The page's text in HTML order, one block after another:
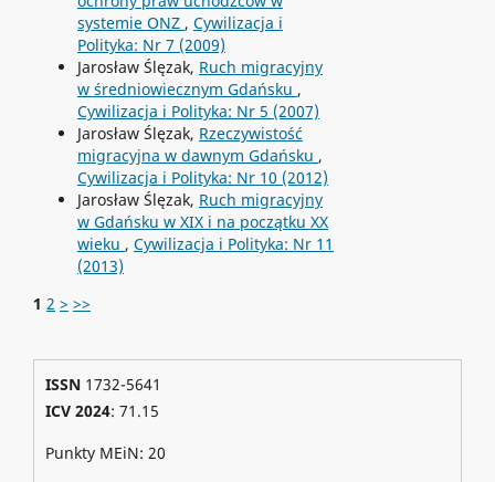
systemie ONZ , Cywilizacja i
Polityka: Nr 7 (2009)
Jarosław Ślęzak, Ruch migracyjny
w średniowiecznym Gdańsku ,
Cywilizacja i Polityka: Nr 5 (2007)
Jarosław Ślęzak, Rzeczywistość
migracyjna w dawnym Gdańsku ,
Cywilizacja i Polityka: Nr 10 (2012)
Jarosław Ślęzak, Ruch migracyjny
w Gdańsku w XIX i na początku XX
wieku , Cywilizacja i Polityka: Nr 11
(2013)
1 2 > >>
ISSN1732-5641
ICV 2024: 71.15
Punkty MEiN: 20